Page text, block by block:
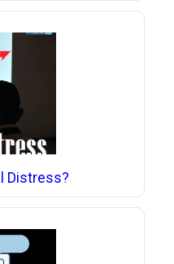
Distress?